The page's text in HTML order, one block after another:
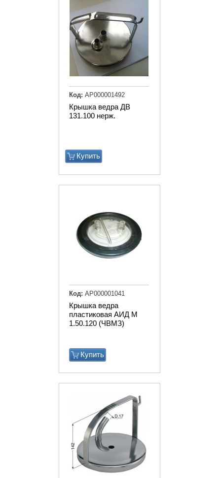
Крышка ведра ДВ
131.100 нерж.
Купить
Код: АР000001492
Крышка ведра
пластиковая АИД М
1.50.120 (ЧВМЗ)
Купить
Код: АР000001041